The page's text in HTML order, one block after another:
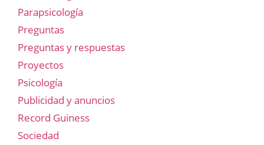
Parapsicología
Preguntas
Preguntas y respuestas
Proyectos
Psicología
Publicidad y anuncios
Record Guiness
Sociedad